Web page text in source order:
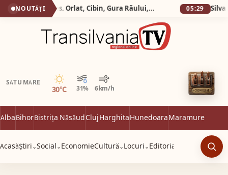
NOUTĂȚI Silva Logistic Services. Orlat, Cibin, Gura Râului, Paltinis, Arena Platos, Iezeru Mare, drumul spre inima Mǎrginimii. 05:29
SATU MARE
30°C 31% 6 km/h
Senin
AlbaBihorBistrița NăsăudClujHarghitaHunedoaraMaramureș
AcasăȘtiri ⌄Social ⌄ EconomieCultură ⌄ Locuri ⌄ Editorial